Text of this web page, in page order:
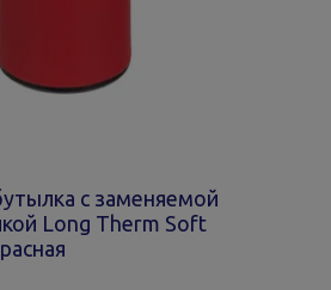
с заменяемой
Long Therm Soft